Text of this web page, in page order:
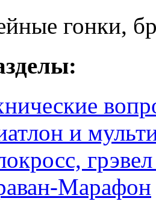
гонки,
и
Марафон